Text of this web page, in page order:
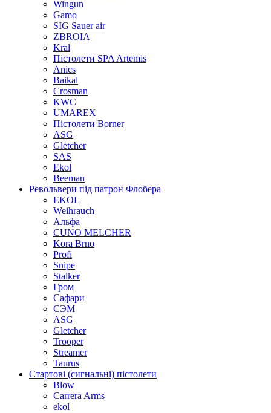
Wingun
Gamo
SIG Sauer air
ZBROIA
Kral
Пістолети SPA Artemis
Anics
Baikal
Crosman
KWC
UMAREX
Пістолети Borner
ASG
Gletcher
SAS
Ekol
Beeman
Револьвери під патрон Флобера
EKOL
Weihrauch
Альфа
CUNO MELCHER
Kora Brno
Profi
Snipe
Stalker
Гром
Сафари
СЭМ
ASG
Gletcher
Trooper
Streamer
Taurus
Стартові (сигнальні) пістолети
Blow
Carrera Arms
ekol